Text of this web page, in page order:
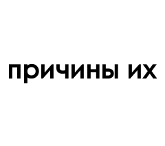
причины их